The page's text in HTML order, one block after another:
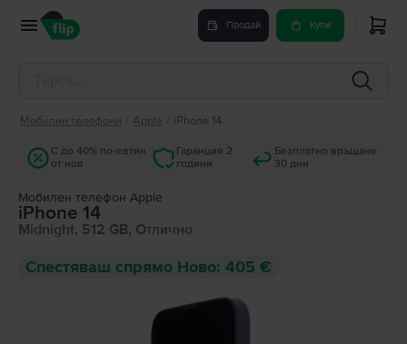
Продай Купи
Мобилни телефони Apple iPhone 14
С до 40% по-евтин
от нов
Гаранция 2
години
Безплатно връщане
30 дни
Мобилен телефон Apple
iPhone 14
Midnight, 512 GB, Отлично
Спестяваш спрямо Ново: 405 €